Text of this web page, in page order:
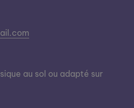
au sol ou adapté sur